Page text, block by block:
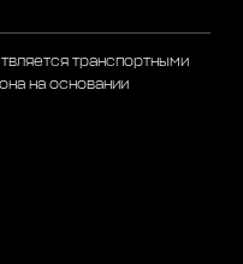
транспортными
на основании